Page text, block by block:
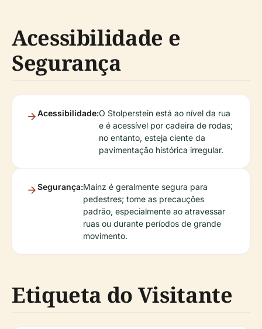
Acessibilidade e
Segurança
Acessibilidade:O Stolperstein está ao nível da rua
e é acessível por cadeira de rodas;
no entanto, esteja ciente da
pavimentação histórica irregular.
Segurança:Mainz é geralmente segura para
pedestres; tome as precauções
padrão, especialmente ao atravessar
ruas ou durante períodos de grande
movimento.
Etiqueta do Visitante